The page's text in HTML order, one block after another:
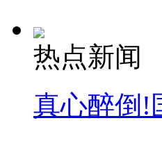
热点新闻
真心醉倒!